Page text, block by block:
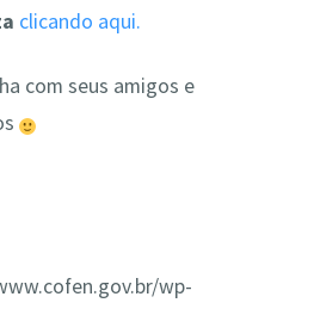
clicando aqui.
com seus amigos e
wp-